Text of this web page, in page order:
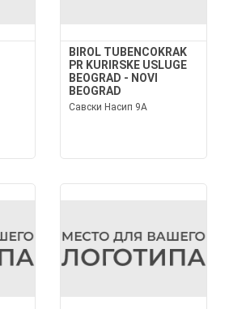
BIROL TUBENCOKRAK
PR KURIRSKE USLUGE
BEOGRAD - NOVI
BEOGRAD
Савски Насип 9А